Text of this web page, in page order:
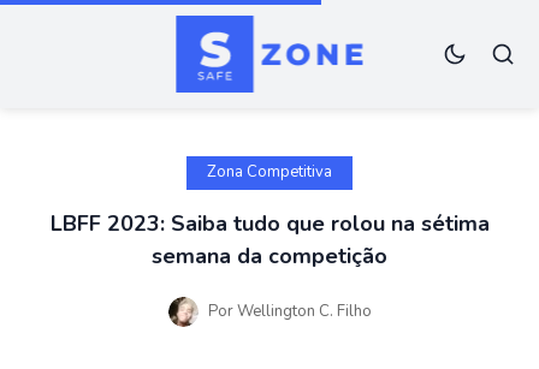
Zona Competitiva
LBFF 2023: Saiba tudo que rolou na sétima
semana da competição
PorWellington C. Filho